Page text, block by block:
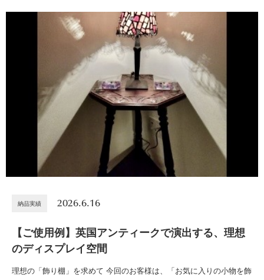
納品実績 2026.6.16
【ご使用例】英国アンティークで演出する、理想
のディスプレイ空間
理想の「飾り棚」を求めて 今回のお客様は、「お気に入りの小物を飾